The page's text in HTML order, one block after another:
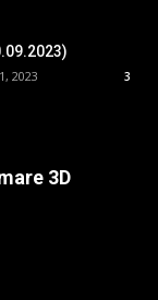
2023 3
3D